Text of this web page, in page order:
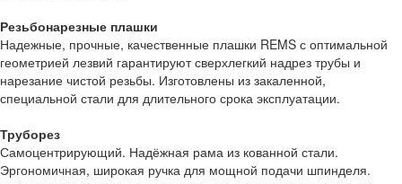
Резьбонарезные плашки
Надежные, прочные, качественные плашки REMS с оптимальной
геометрией лезвий гарантируют сверхлегкий надрез трубы и
нарезание чистой резьбы. Изготовлены из закаленной,
специальной стали для длительного срока эксплуатации.
Труборез
Самоцентрирующий. Надёжная рама из кованной стали.
Эргономичная, широкая ручка для мощной подачи шпинделя.